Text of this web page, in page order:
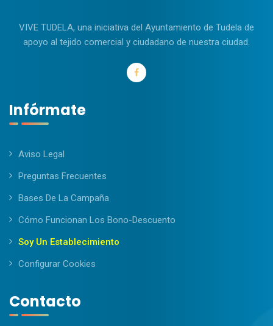
VIVE TUDELA, una iniciativa del Ayuntamiento de Tudela de
apoyo al tejido comercial y ciudadano de nuestra ciudad.
Infórmate
Aviso Legal
Preguntas Frecuentes
Bases De La Campaña
Cómo Funcionan Los Bono-Descuento
Soy Un Establecimiento
Configurar Cookies
Contacto